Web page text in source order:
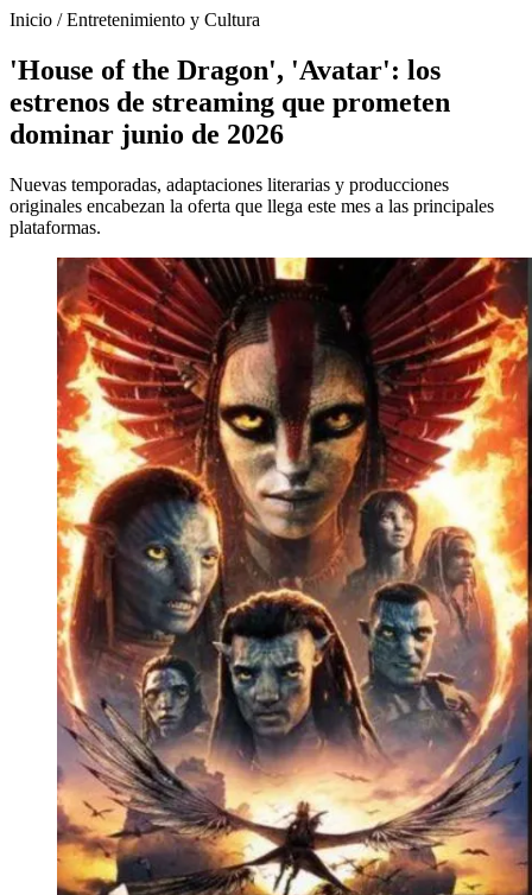
Inicio /Entretenimiento y Cultura
'House of the Dragon', 'Avatar': los
estrenos de streaming que prometen
dominar junio de 2026
Nuevas temporadas, adaptaciones literarias y producciones
originales encabezan la oferta que llega este mes a las principales
plataformas.